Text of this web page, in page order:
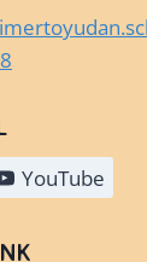
YouTube